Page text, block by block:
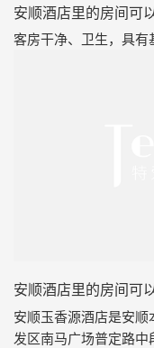
安顺酒店里的房间可
客房干净、卫生，具有
安顺酒店里的房间可
安顺玉香源酒店是安
发区南马广场普定路